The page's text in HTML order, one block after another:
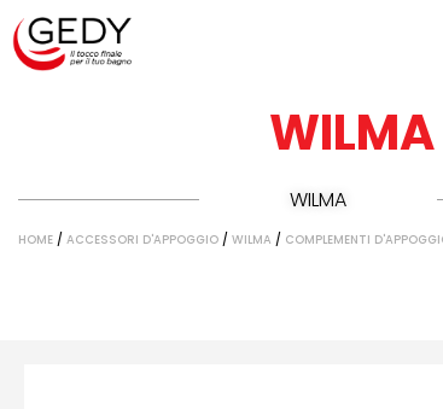
WILMA
WILMA
HOME / ACCESSORI D'APPOGGIO / WILMA / COMPLEMENTI